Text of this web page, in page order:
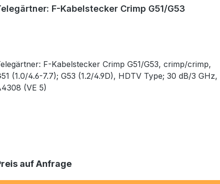
Telegärtner: F-Kabelstecker Crimp G51/G53
F-Kabelstecker Crimp G51/G53, crimp/crimp,
(1.0/4.6-7.7); G53 (1.2/4.9D), HDTV Type; 30 dB/3 GHz,
(VE 5)
auf Anfrage